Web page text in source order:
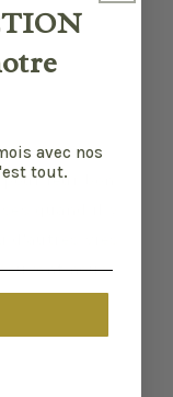
leur bon
nous
avec nos
tout.